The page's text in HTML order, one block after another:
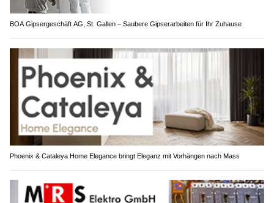
BOA Gipsergeschäft AG, St. Gallen – Saubere Gipserarbeiten für Ihr Zuhause
Phoenix & Cataleya Home Elegance bringt Eleganz mit Vorhängen nach Mass